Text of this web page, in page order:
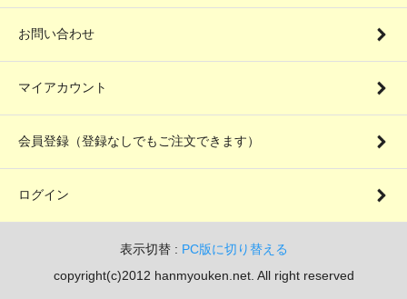
お問い合わせ
マイアカウント
会員登録（登録なしでもご注文できます）
ログイン
表示切替 : PC版に切り替える
copyright(c)2012 hanmyouken.net. All right reserved